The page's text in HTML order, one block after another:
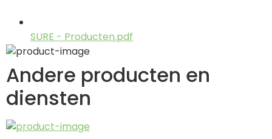
SURE - Producten.pdf
Andere producten en
diensten